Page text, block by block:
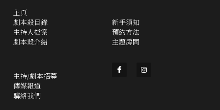
主頁
劇本殺目錄
主持人檔案
劇本殺介紹
新手須知
預約方法
主題房間
主持/劇本招募
傳媒報道
聯絡我們